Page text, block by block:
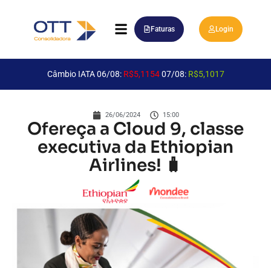
Faturas Login
Câmbio IATA 06/08: R$5,115407/08: R$5,1017
26/06/2024 15:00
Ofereça a Cloud 9, classe
executiva da Ethiopian
Airlines! 🧳